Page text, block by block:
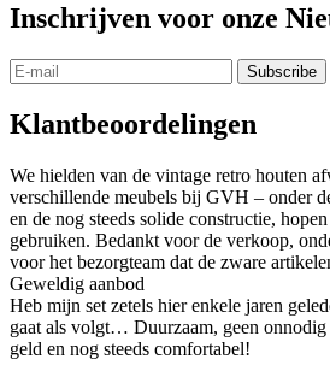
Inschrijven voor onze
Klantbeoordelingen
We hielden van de vintage retro houten
verschillende meubels bij GVH – onder
en de nog steeds solide constructie,
gebruiken. Bedankt voor de verkoop,
voor het bezorgteam dat de zware
Geweldig aanbod
Heb mijn set zetels hier enkele jaren
gaat als volgt… Duurzaam, geen
geld en nog steeds comfortabel!